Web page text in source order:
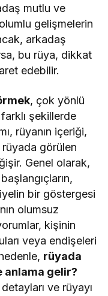
mutlu ve
gelişmelerin
arkadaş
bu rüya, dikkat
edebilir.
, çok yönlü
şekillerde
rüyanın içeriği,
görülen
Genel olarak,
bir göstergesi
olumsuz
kişinin
veya endişeleri
rüyada
anlama gelir?
ve rüyayı